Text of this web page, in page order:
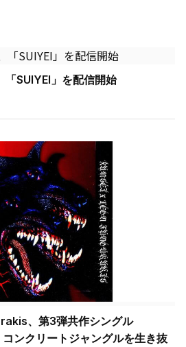
SUIYEI」を配信開始
、第3弾共作シングル
ンクリートジャングルを生き抜